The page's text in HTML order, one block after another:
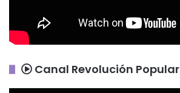
Canal Revolución Popular